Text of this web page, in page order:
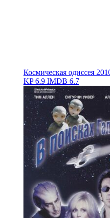
Космическая одиссея
KP6.9 IMDB 6.7